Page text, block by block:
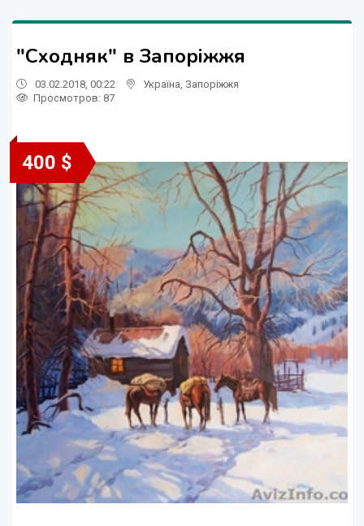
"Сходняк" в Запоріжжя
03.02.2018, 00:22 Україна Запоріжжя
Просмотров: 87
400 $